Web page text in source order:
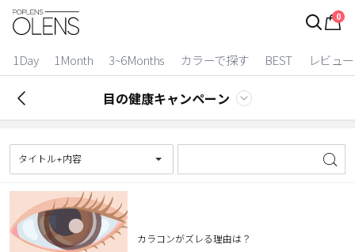
0
1Day 1Month 3~6Months カラーで探す BEST レビュー
ログイン
カラコン比較
今月限定特典
ベスト
カラコン
装着期間
目の健康キャンペーン
タイトル+内容
カラコンがズレる理由は？